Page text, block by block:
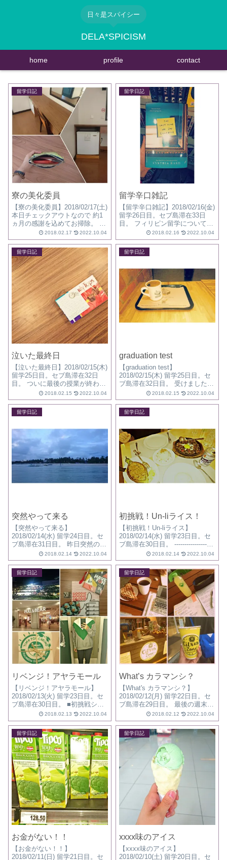
日々是スパイシー
DELA*SPICISM
home profile contact
留学日記
寮の美化委員
【寮の美化委員】2018/02/17(土)
本日チェックアウトなので 約1
ヵ月の感謝を込めてお掃除。 <<
椅子やテーブルの脚を福(7日)>>
毎日勉強した机と椅子。 ウェッ
トティッシュで拭きました。
<&...
2018.02.17 2022.10.04
留学日記
留学辛口雑記
【留学辛口雑記】2018/02/16(金)
留学26日目。セブ島滞在33日
目。 フィリピン留学について改
めて考えてみる。 ■体弱い人&
デリケートな人は辛い 私は強靭
な胃腸の持ち主ですが それでも
一度お腹壊しました。 中には毎
2018.02.16 2022.10.04
留学日記
泣いた最終日
【泣いた最終日】2018/02/15(木)
留学25日目。セブ島滞在32日
目。 ついに最後の授業が終わり
ました。 明日は旧正月で祝日。
今日が最後の授業。 ラスト10限
はいちばん怖い先生。 淡々と、
とにかく淡々と授業進める先
2018.02.15 2022.10.04
留学日記
graduation test
【graduation test】
2018/02/15(木) 留学25日目。セ
ブ島滞在32日目。 受けました卒
業試験。 結果やいかに。本日発
表です。 率直な感想。 特にラ
イティングとスピーキング、 成
長したと思います。 ライティ...
2018.02.15 2022.10.04
留学日記
突然やって来る
【突然やって来る】
2018/02/14(水) 留学24日目。セ
ブ島滞在31日目。 昨日突然のア
ナウンス。 今日、卒業試験があ
るらしい。 リスニングとスピー
キング、 どれだけ点数伸びるか
なあ…。 入学テストではlevel5
だったけど...
2018.02.14 2022.10.04
留学日記
初挑戦！Un-liライス！
【初挑戦！Un-liライス】
2018/02/14(水) 留学23日目。セ
ブ島滞在30日目。 --------------------
------------------------------ ■初挑戦シ
リーズ第3弾！ こちらに来て...
2018.02.14 2022.10.04
留学日記
リベンジ！アヤラモール
【リベンジ！アヤラモール】
2018/02/13(火) 留学23日目。セ
ブ島滞在30日目。 ■初挑戦シリ
ーズ第2弾 ・アヤラモール 前
回、火事で閉館していたアヤラ
モール。 一部オープンとの情報
を聞いてリベンジ。 SMとアヤ
ラは近いので...
2018.02.13 2022.10.04
留学日記
What’s カラマンシ？
【What's カラマンシ？】
2018/02/12(月) 留学22日目。セ
ブ島滞在29日目。 最後の週末。
遊びに来たんじゃない、勉強し
に来たんだ！ と、無欲？な生活
を送っていたけど 最後の週末と
いうこともあり いろいろと、ミ
ニチャレ...
2018.02.12 2022.10.04
留学日記
お金がない！！
【お金がない！！】
2018/02/11(日) 留学21日目。セ
留学日記
xxxx味のアイス
【xxxx味のアイス】
2018/02/10(土) 留学20日目。セ